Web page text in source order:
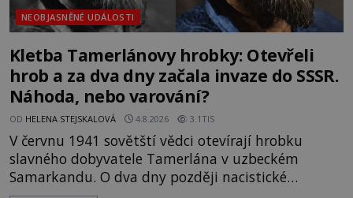
NEOBJASNĚNÉ UDÁLOSTI
Kletba Tamerlánovy hrobky: Otevřeli
hrob a za dva dny začala invaze do SSSR.
Náhoda, nebo varování?
OD HELENA STEJSKALOVÁ 4.8.2026 3.1TIS
V červnu 1941 sovětští vědci otevírají hrobku
slavného dobyvatele Tamerlána v uzbeckém
Samarkandu. O dva dny později nacistické